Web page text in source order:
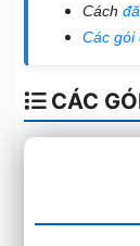
Cách
Các gói
CÁC